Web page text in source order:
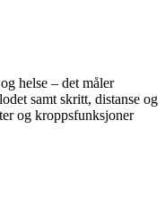
helse – det måler
samt skritt, distanse og
og kroppsfunksjoner